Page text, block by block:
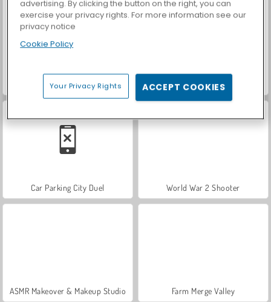
Tic Tac Toe: das Farbenspiel VegaMix Da Vinci Puzzles
Car Parking City Duel World War 2 Shooter
ASMR Makeover & Makeup Studio Farm Merge Valley
advertising. By clicking the button on the right, you can
exercise your privacy rights. For more information see our
privacy notice
Cookie Policy
Your Privacy Rights ACCEPT COOKIES